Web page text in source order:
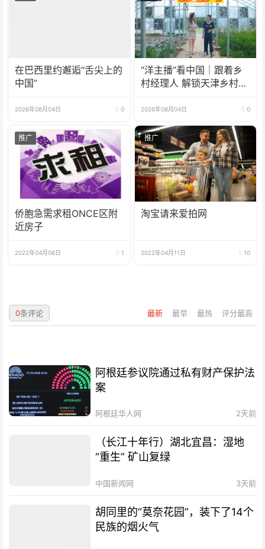
在巴西里约邂逅“舌尖上的
中国”
2026年08月04日 0
“洋主播”看中国｜跟着乡
村经理人 解锁天津乡村振
2026年08月04日 0
推广
侨胞急需求租ONCE区附
近房子
2022年04月06日 1
推广
淘宝请来爱拍网
2022年04月11日 10
最新 最早 最热 评分最高
0条评论
阿根廷参议院通过私有财产保护法
案
阿根廷华人网 2天前
（长江十年行）湖北宜昌：湿地
“重生” 矿山复绿
中国新闻网 3天前
胡同里的“莫奈花园”，装下了14个
民族的烟火气